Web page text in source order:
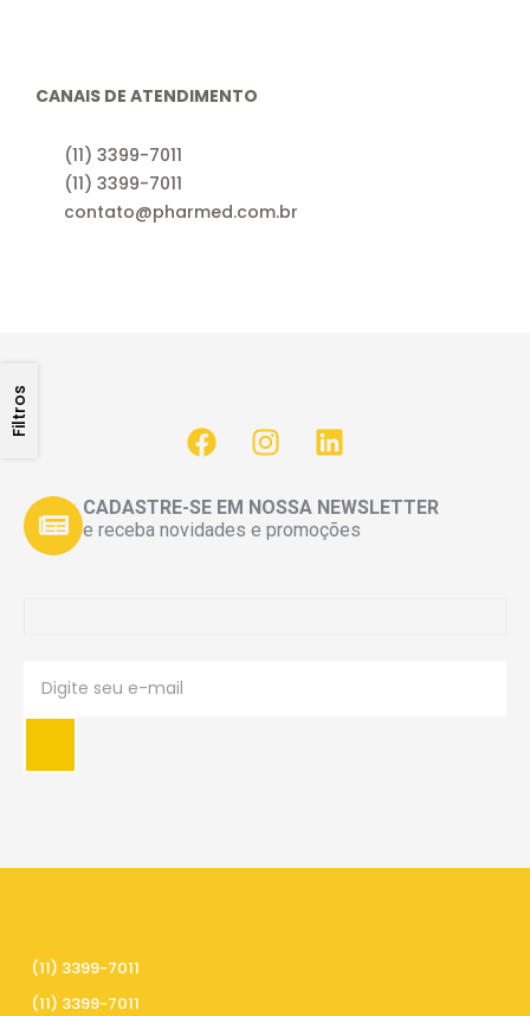
Filtros
CANAIS DE ATENDIMENTO
(11) 3399-7011
(11) 3399-7011
contato@pharmed.com.br
CADASTRE-SE EM NOSSA NEWSLETTER
e receba novidades e promoções
(11) 3399-7011
(11) 3399-7011